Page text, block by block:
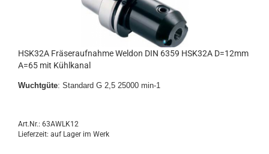
HSK32A Fräseraufnahme Weldon DIN 6359 HSK32A D=12mm
A=65 mit Kühlkanal
Wuchtgüte: Standard G 2,5 25000 min-1
Art.Nr.: 63AWLK12
Lieferzeit: auf Lager im Werk